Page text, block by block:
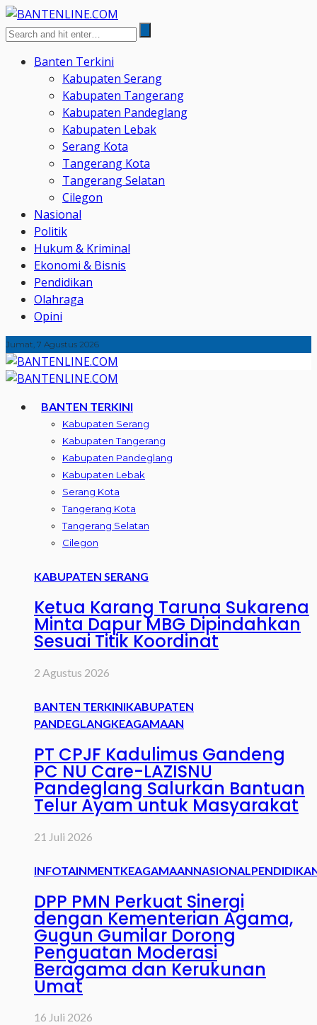
Banten Terkini
Kabupaten Serang
Kabupaten Tangerang
Kabupaten Pandeglang
Kabupaten Lebak
Serang Kota
Tangerang Kota
Tangerang Selatan
Cilegon
Nasional
Politik
Hukum & Kriminal
Ekonomi & Bisnis
Pendidikan
Olahraga
Opini
Jumat, 7 Agustus 2026
BANTEN TERKINI
Kabupaten Serang
Kabupaten Tangerang
Kabupaten Pandeglang
Kabupaten Lebak
Serang Kota
Tangerang Kota
Tangerang Selatan
Cilegon
KABUPATEN SERANG
Ketua Karang Taruna Sukarena
Minta Dapur MBG Dipindahkan
Sesuai Titik Koordinat
2 Agustus 2026
BANTEN TERKINIKABUPATEN
PANDEGLANGKEAGAMAAN
PT CPJF Kadulimus Gandeng
PC NU Care-LAZISNU
Pandeglang Salurkan Bantuan
Telur Ayam untuk Masyarakat
21 Juli 2026
INFOTAINMENTKEAGAMAANNASIONAL
DPP PMN Perkuat Sinergi
dengan Kementerian Agama,
Gugun Gumilar Dorong
Penguatan Moderasi
Beragama dan Kerukunan
Umat
16 Juli 2026